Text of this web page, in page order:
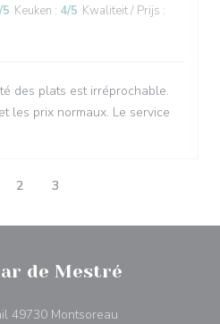
/5 Keuken : 4/5 Kwaliteit / Prijs :
des plats est irréprochable.
les prix normaux. Le service
2 3
de Mestré
49730 Montsoreau